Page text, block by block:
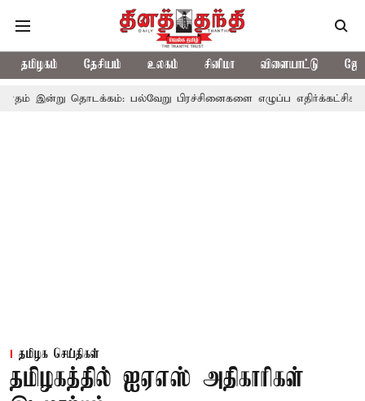
தமிழகம் தேசியம் உலகம் சினிமா விளையாட்டு
பல்வேறு பிரச்சினைகளை எழுப்ப எதிர்க்கட்சிகள் திட்டம்
தமிழக செய்திகள்
தமிழகத்தில் ஐஏஎஸ் அதிகாரிகள்